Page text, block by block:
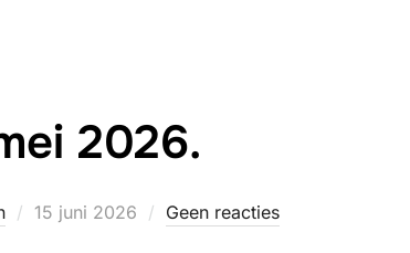
2026.
Geplaatst
15 juni 2026 Geen reacties